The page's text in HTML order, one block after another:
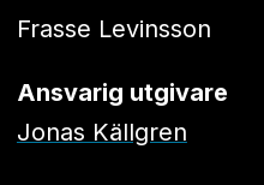
Frasse Levinsson
Ansvarig utgivare
Jonas Källgren